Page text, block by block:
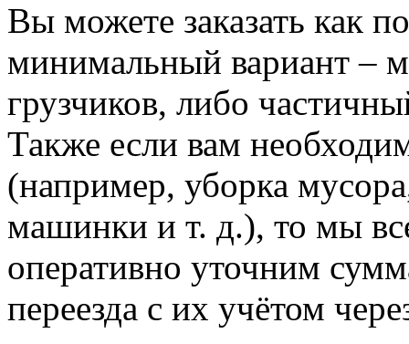
Вы можете заказать как
минимальный вариант –
грузчиков, либо
Также если вам
(например, уборка
машинки и т. д.), то мы
оперативно уточним
переезда с их учётом